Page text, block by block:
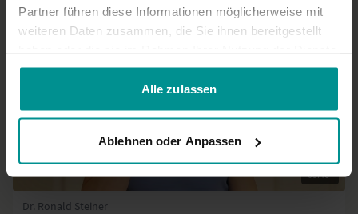
Partner führen diese Informationen möglicherweise mit
weiteren Daten zusammen, die Sie ihnen bereitgestellt
gesammelt haben.
Alle zulassen
Ablehnen oder Anpassen
05:46
Dr. Ronald Steiner